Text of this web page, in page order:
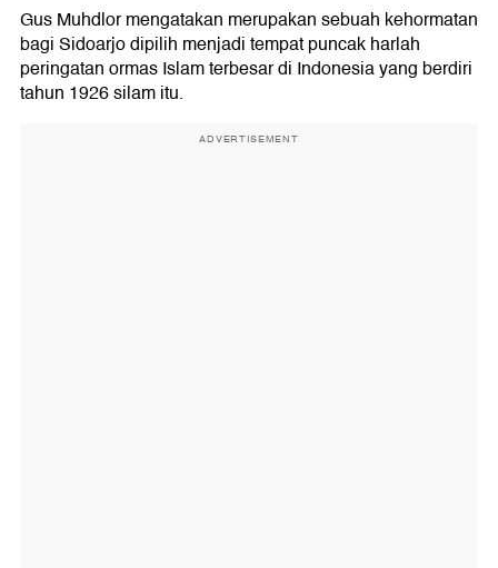
Gus Muhdlor mengatakan merupakan sebuah kehormatan
bagi Sidoarjo dipilih menjadi tempat puncak harlah
peringatan ormas Islam terbesar di Indonesia yang berdiri
tahun 1926 silam itu.
ADVERTISEMENT